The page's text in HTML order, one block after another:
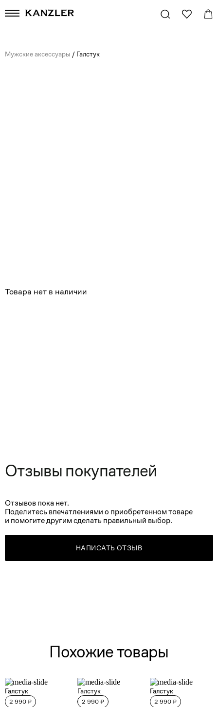
Мужские аксессуары / Галстук
Товара нет в наличии
Отзывы покупателей
Отзывов пока нет.
Поделитесь впечатлениями о приобретенном товаре
и помогите другим сделать правильный выбор.
НАПИСАТЬ ОТЗЫВ